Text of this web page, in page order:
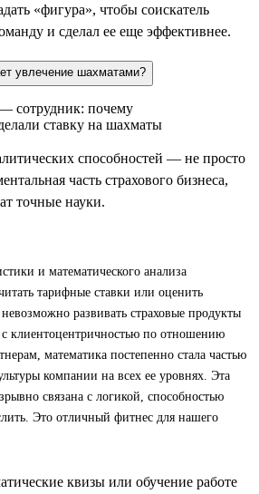
«фигура», чтобы соискатель
и сделал ее еще эффективнее.
увлечение шахматами?
способностей — не просто
часть страхового бизнеса,
точные науки.
и математического анализа
тарифные ставки или оценить
развивать страховые продукты
клиентоцентричностью по отношению
математика постепенно стала частью
компании на всех ее уровнях. Эта
связана с логикой, способностью
Это отличный фитнес для нашего
квизы или обучение работе